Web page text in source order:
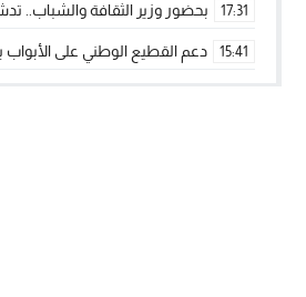
17:31 بحضور وزير الثقافة والشباب.. تدشين
15:41 دعم القطيع الوطني على الأبواب